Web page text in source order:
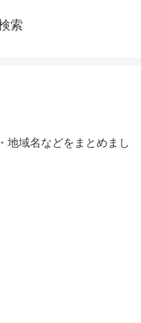
索
地域名などをまとめまし